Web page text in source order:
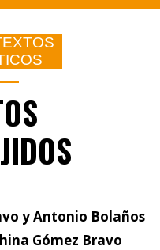
y Antonio Bolaños
Gómez Bravo